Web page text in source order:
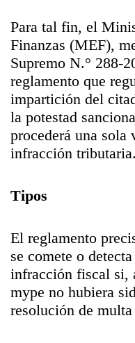
Para tal fin, el
Finanzas (MEF),
Supremo N.° 288-
reglamento que
impartición del
la potestad
procederá una sola
infracción tributaria.
Tipos
El reglamento
se comete o
infracción fiscal si,
mype no hubiera
resolución de